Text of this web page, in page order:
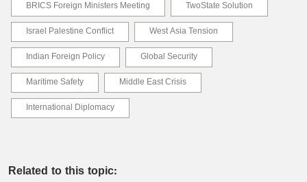
BRICS Foreign Ministers Meeting
TwoState Solution
Israel Palestine Conflict
West Asia Tension
Indian Foreign Policy
Global Security
Maritime Safety
Middle East Crisis
International Diplomacy
Related to this topic: